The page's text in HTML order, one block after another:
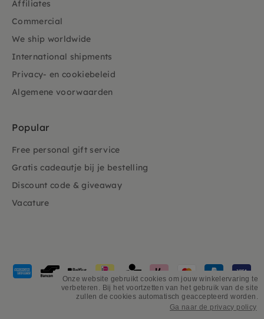
Onze website gebruikt cookies om jouw winkelervaring te
verbeteren. Bij het voortzetten van het gebruik van de site
zullen de cookies automatisch geaccepteerd worden.
Ga naar de privacy policy
Affiliates
Commercial
We ship worldwide
International shipments
Privacy- en cookiebeleid
Algemene voorwaarden
Popular
Free personal gift service
Gratis cadeautje bij je bestelling
Discount code & giveaway
Vacature
Payment
methods
accepted